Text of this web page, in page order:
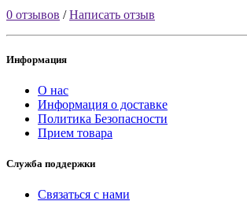
0 отзывов /Написать отзыв
Информация
О нас
Информация о доставке
Политика Безопасности
Прием товара
Служба поддержки
Связаться с нами